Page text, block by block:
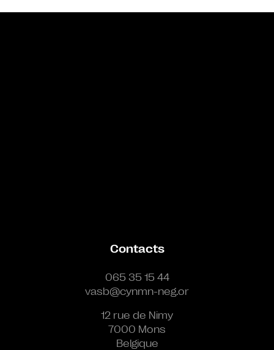
Contacts
065 35 15 44
vasb@cynmn-neg.or
12 rue de Nimy
7000 Mons
Belgique